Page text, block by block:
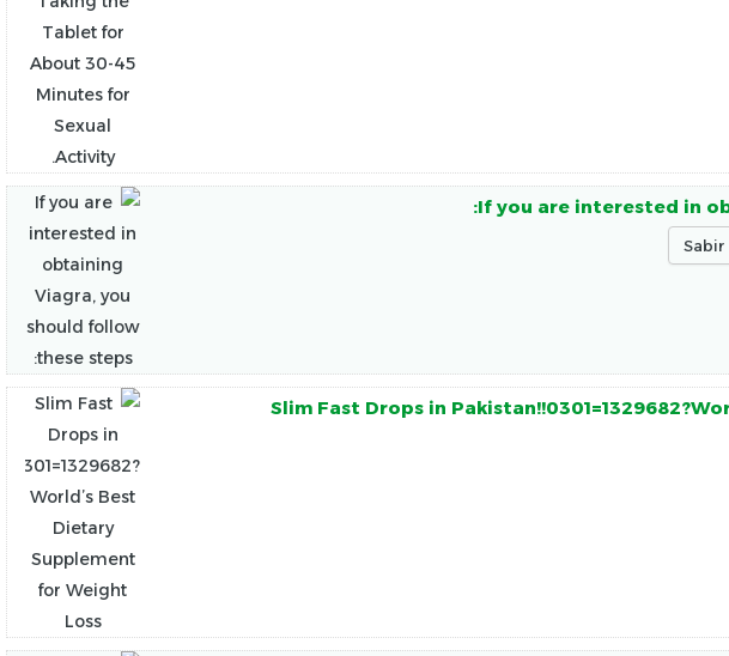
If you are interested in
Slim Fast Drops in